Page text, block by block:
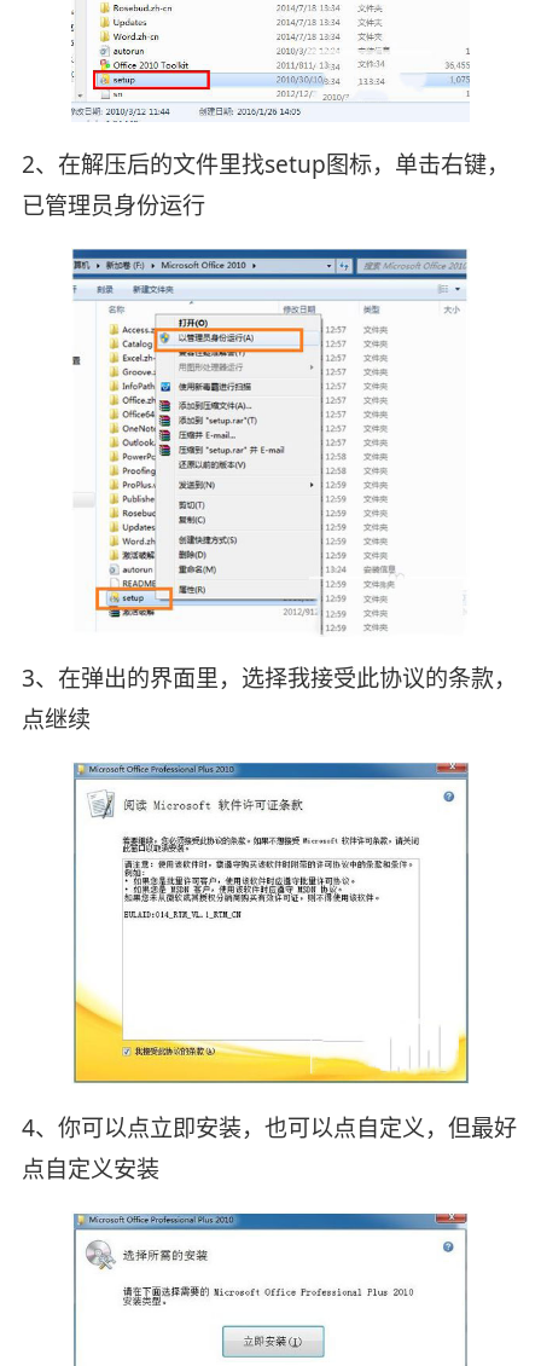
2、在解压后的文件里找setup图标，单击右键，
已管理员身份运行
3、在弹出的界面里，选择我接受此协议的条款，
点继续
4、你可以点立即安装，也可以点自定义，但最好
点自定义安装